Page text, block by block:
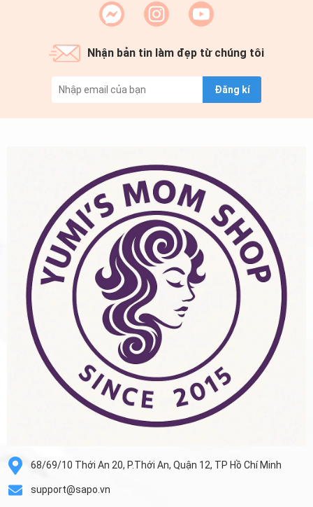
Nhận bản tin làm đẹp từ chúng tôi
Đăng kí
68/69/10 Thới An 20, P.Thới An, Quận 12, TP Hồ Chí Minh
support@sapo.vn